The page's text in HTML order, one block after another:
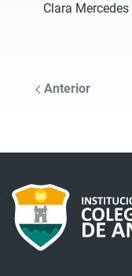
Clara
Anterior